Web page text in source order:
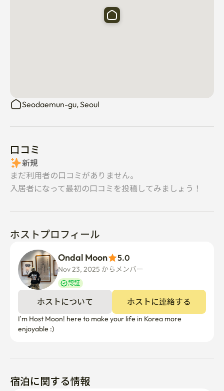
Seodaemun-gu, Seoul
口コミ
新規
まだ利用者の口コミがありません。
入居者になって最初の口コミを投稿してみましょう！
ホストプロフィール
Ondal Moon 5.0
Nov 23, 2025 からメンバー
認証
ホストについて ホストに連絡する
I’m Host Moon! here to make your life in Korea more
enjoyable :)
宿泊に関する情報